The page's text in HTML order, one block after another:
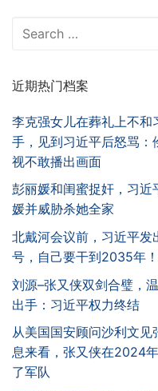
Search
近期热门档案
李克强女儿在葬礼上不和
手，见到习近平后怒骂：
视不敢播出画面
彭丽媛和闺蜜捉奸，习近
媛并威胁杀她全家
北戴河会议前，习近平发
号，自己要干到2035年！
刘源–张又侠双剑合璧，
出手：习近平权力终结
从美国国安顾问沙利文见
息来看，张又侠在2024
了军队